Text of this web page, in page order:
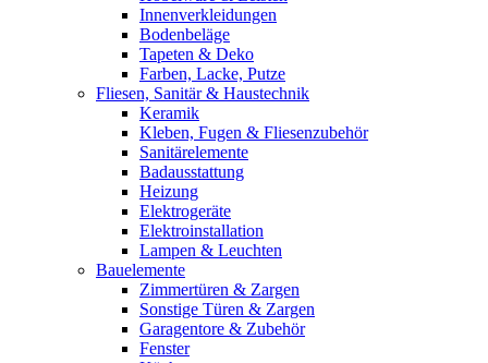
Innenverkleidungen
Bodenbeläge
Tapeten & Deko
Farben, Lacke, Putze
Fliesen, Sanitär & Haustechnik
Keramik
Kleben, Fugen & Fliesenzubehör
Sanitärelemente
Badausstattung
Heizung
Elektrogeräte
Elektroinstallation
Lampen & Leuchten
Bauelemente
Zimmertüren & Zargen
Sonstige Türen & Zargen
Garagentore & Zubehör
Fenster